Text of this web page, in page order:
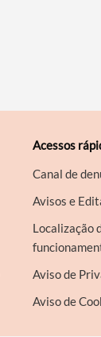
Acessos
Canal de
Avisos e
Localização
Aviso de
Aviso de